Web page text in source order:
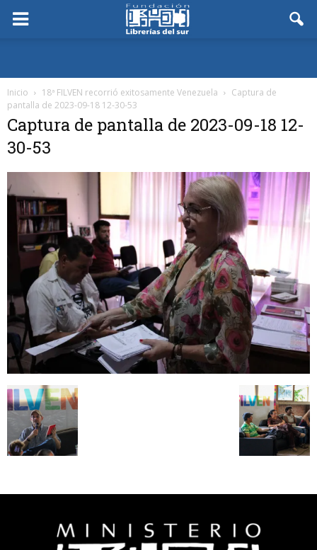
Inicio 18ª FILVEN recorrió exitosamente Venezuela
Captura de
pantalla de 2023-09-18 12-30-53
Captura de pantalla de 2023-09-18 12-
30-53